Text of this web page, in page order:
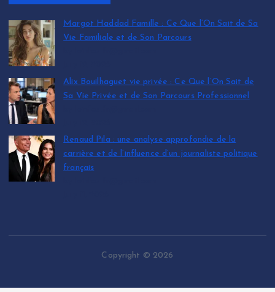
Margot Haddad Famille : Ce Que l’On Sait de Sa
Vie Familiale et de Son Parcours
Alix Bouilhaguet vie privée : Ce Que l’On Sait de
Sa Vie Privée et de Son Parcours Professionnel
Renaud Pila : une analyse approfondie de la
carrière et de l’influence d’un journaliste politique
français
Copyright © 2026